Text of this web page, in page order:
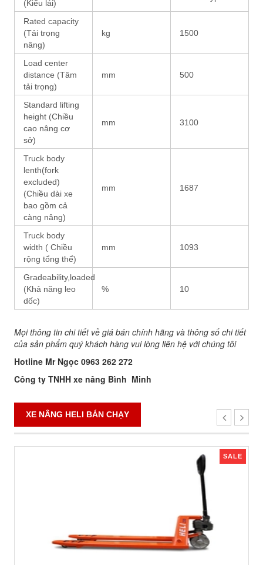
(Kiểu lái)
Rated capacity
(Tải trọng
nâng)
kg 1500
Load center
distance (Tâm
tải trọng)
mm 500
Standard lifting
height (Chiều
cao nâng cơ
sở)
mm 3100
Truck body
lenth(fork
excluded)
(Chiều dài xe
bao gồm cả
càng nâng)
mm 1687
Truck body
width ( Chiều
rộng tổng thể)
mm 1093
Gradeability,loaded
(Khả năng leo
dốc)
% 10
Mọi thông tin chi tiết về giá bán chính hãng và thông số chi tiết
của sản phẩm quý khách hàng vui lòng liên hệ với chúng tôi
Hotline Mr Ngọc 0963 262 272
Công ty TNHH xe nâng Bình Minh
XE NÂNG HELI BÁN CHẠY
SALE